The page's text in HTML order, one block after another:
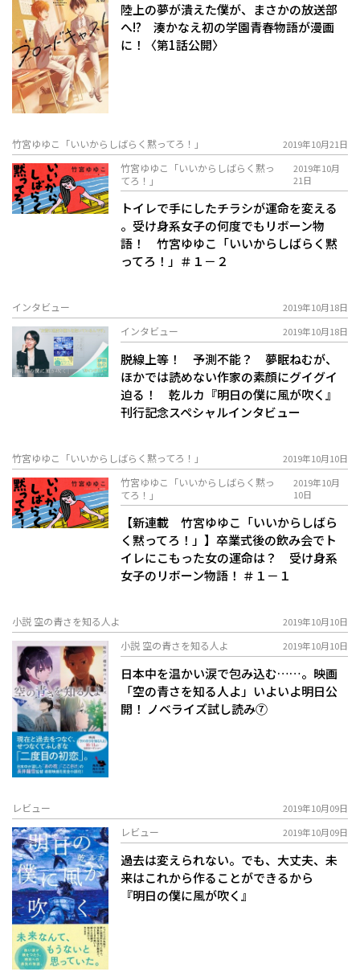
陸上の夢が潰えた僕が、まさかの放送部
へ!? 湊かなえ初の学園青春物語が漫画
に！〈第1話公開〉
竹宮ゆゆこ「いいからしばらく黙ってろ！」 2019年10月21日
竹宮ゆゆこ「いいからしばらく黙っ
てろ！」
2019年10月
21日
トイレで手にしたチラシが運命を変える
――。受け身系女子の何度でもリボーン物
語！ 竹宮ゆゆこ「いいからしばらく黙
ってろ！」＃１－２
インタビュー 2019年10月18日
インタビュー 2019年10月18日
脱線上等！ 予測不能？ 夢眠ねむが、
ほかでは読めない作家の素顔にグイグイ
迫る！ 乾ルカ『明日の僕に風が吹く』
刊行記念スペシャルインタビュー
竹宮ゆゆこ「いいからしばらく黙ってろ！」 2019年10月10日
竹宮ゆゆこ「いいからしばらく黙っ
てろ！」
2019年10月
10日
【新連載 竹宮ゆゆこ「いいからしばら
く黙ってろ！」】卒業式後の飲み会でト
イレにこもった女の運命は？ 受け身系
女子のリボーン物語！ ＃１－１
小説 空の青さを知る人よ 2019年10月10日
小説 空の青さを知る人よ 2019年10月10日
日本中を温かい涙で包み込む……。映画
「空の青さを知る人よ」いよいよ明日公
開！ ノベライズ試し読み⑦
レビュー 2019年10月09日
レビュー 2019年10月09日
過去は変えられない。でも、大丈夫、未
来はこれから作ることができるから
『明日の僕に風が吹く』